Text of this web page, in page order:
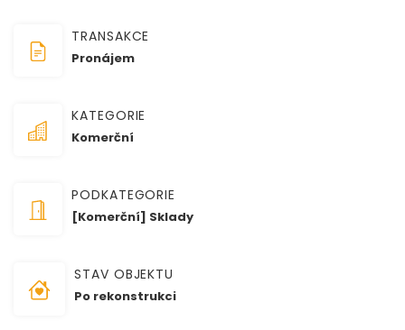
TRANSAKCE
Pronájem
KATEGORIE
Komerční
PODKATEGORIE
[Komerční] Sklady
STAV OBJEKTU
Po rekonstrukci